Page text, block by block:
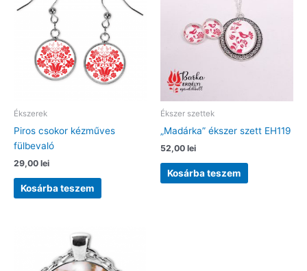
Ékszerek
Piros csokor kézműves
fülbevaló
29,00 lei
Kosárba teszem
Ékszer szettek
„Madárka” ékszer szett EH119
52,00 lei
Kosárba teszem